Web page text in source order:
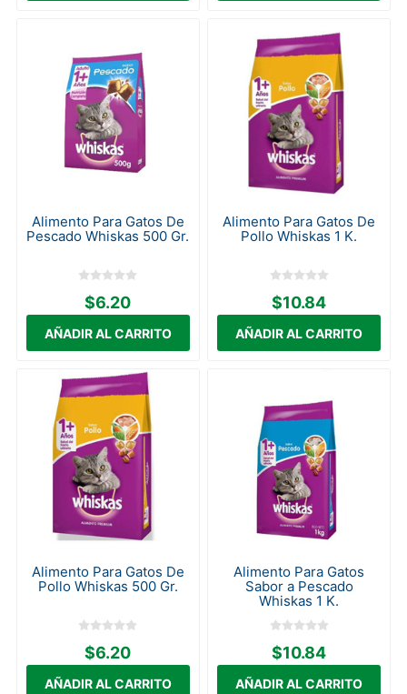
Alimento Para Gatos De
Pescado Whiskas 500 Gr.
$6.20
Alimento Para Gatos De
Pollo Whiskas 1 K.
$10.84
Alimento Para Gatos De
Pollo Whiskas 500 Gr.
$6.20
Alimento Para Gatos
Sabor a Pescado
Whiskas 1 K.
$10.84